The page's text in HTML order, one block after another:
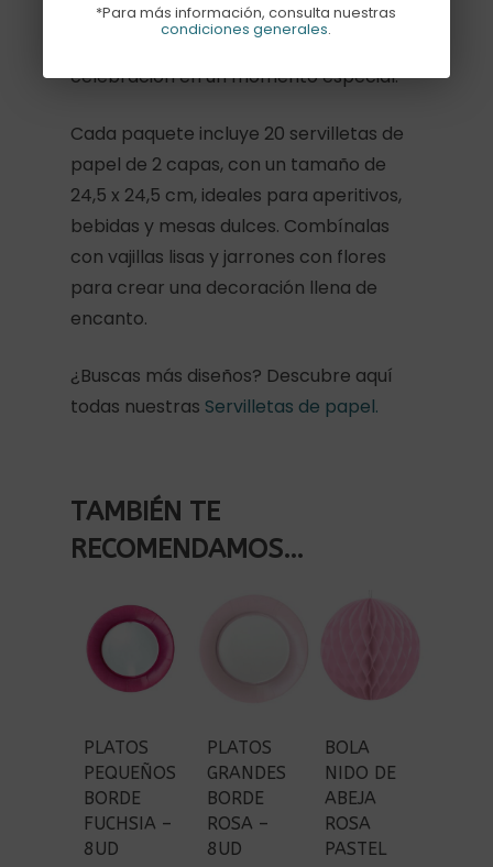
rosa, rojo y verde. Su diseño lleno de
flores convierte cualquier comida o
celebración en un momento especial.
Cada paquete incluye 20 servilletas de
papel de 2 capas, con un tamaño de
24,5 x 24,5 cm, ideales para aperitivos,
bebidas y mesas dulces. Combínalas
con vajillas lisas y jarrones con flores
para crear una decoración llena de
encanto.
¿Buscas más diseños? Descubre aquí
todas nuestras Servilletas de papel.
TAMBIÉN TE
RECOMENDAMOS…
PLATOS
PEQUEÑOS
BORDE
FUCHSIA –
8UD
PLATOS
GRANDES
BORDE
ROSA –
8UD
BOLA
NIDO DE
ABEJA
ROSA
PASTEL
*Para más información, consulta nuestras
condiciones generales.